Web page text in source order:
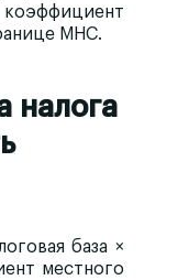
МНС.
налога
база ×
местного